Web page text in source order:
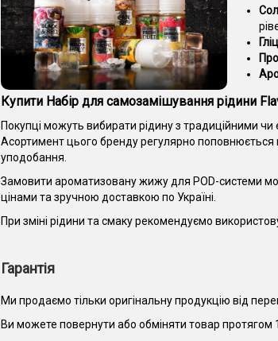
Купити Набір для самозамішування рідини
Покупці можуть вибирати рідину з традиційними
Асортимент цього бренду регулярно поповнюється
уподобання.
Замовити ароматизовану жижу для POD-системи
цінами та зручною доставкою по Україні.
При зміні рідини та смаку рекомендуємо
Гарантія
Ми продаємо тільки оригінальну продукцію від
Ви можете повернути або обміняти товар протягом